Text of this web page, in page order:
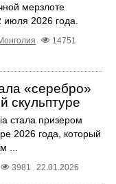
мерзлоте
2026 года.
14751
«серебро»
скульптуре
стала призером
2026 года, который
...
3981 22.01.2026